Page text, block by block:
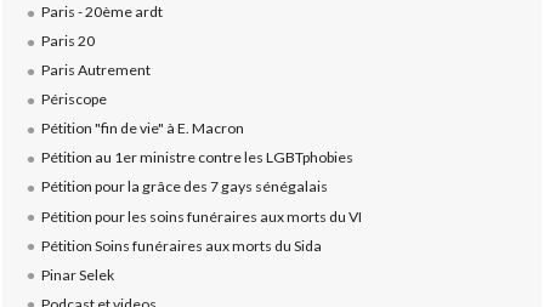
Paris - 20ème ardt
Paris 20
Paris Autrement
Périscope
Pétition "fin de vie" à E. Macron
Pétition au 1er ministre contre les LGBTphobies
Pétition pour la grâce des 7 gays sénégalais
Pétition pour les soins funéraires aux morts du VI
Pétition Soins funéraires aux morts du Sida
Pinar Selek